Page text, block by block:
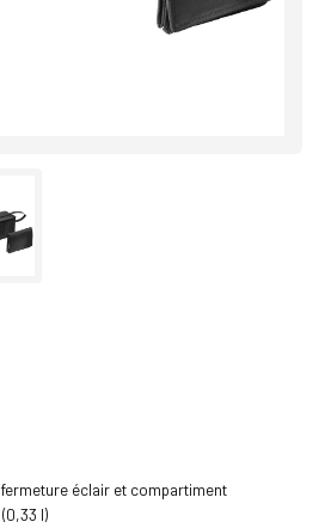
éclair et compartiment
l)